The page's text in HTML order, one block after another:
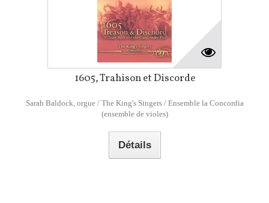
1605, Trahison et Discorde
Sarah Baldock, orgue / The King's Singers / Ensemble la Concordia
(ensemble de violes)
Détails